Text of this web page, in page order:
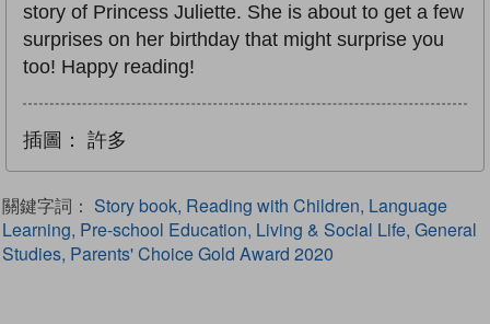
story of Princess Juliette. She is about to get a few
surprises on her birthday that might surprise you
too! Happy reading!
插圖： 許多
關鍵字詞： Story book, Reading with Children, Language
Learning, Pre-school Education, Living & Social Life, General
Studies, Parents' Choice Gold Award 2020